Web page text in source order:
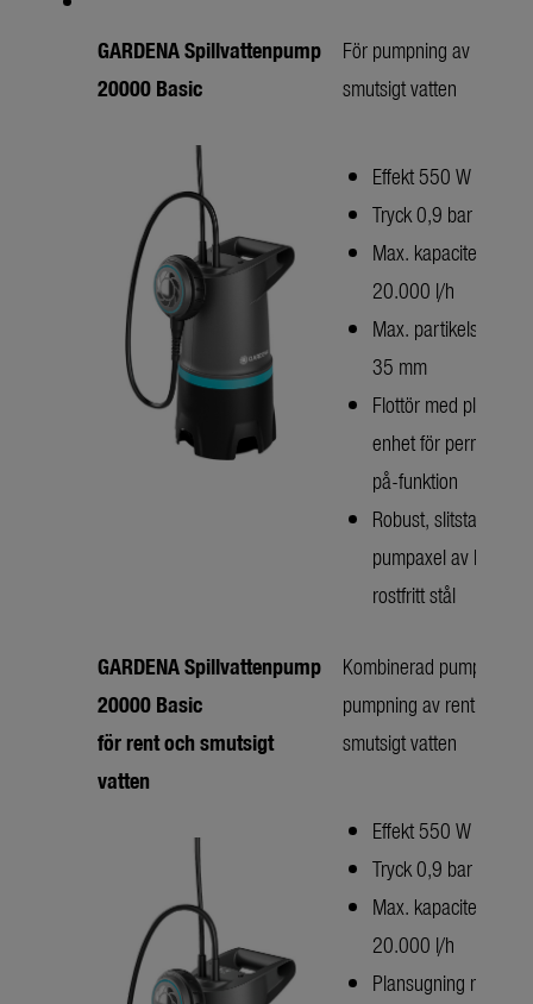
GARDENA Spillvattenpump
20000 Basic
För pumpning av
smutsigt vatten
Effekt 550 W
Tryck 0,9 bar
Max. kapacitet
20.000 l/h
Max. partikelstorlek
35 mm
Flottör med plug-in-
enhet för permanent
på-funktion
Robust, slitstark
pumpaxel av härdat
rostfritt stål
GARDENA Spillvattenpump
20000 Basic
för rent och smutsigt
vatten
Kombinerad pump för
pumpning av rent eller
smutsigt vatten
Effekt 550 W
Tryck 0,9 bar
Max. kapacitet
20.000 l/h
Plansugning ner till